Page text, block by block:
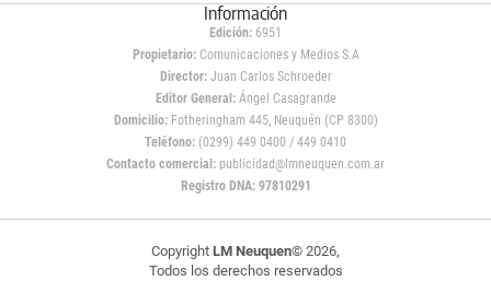
Información
Edición: 6951
Propietario:Comunicaciones y Medios S.A
Director: Juan Carlos Schroeder
Editor General:Ángel Casagrande
Domicilio:Fotheringham 445, Neuquén (CP 8300)
Teléfono: (0299) 449 0400 / 449 0410
Contacto comercial: publicidad@lmneuquen.com.ar
Registro DNA: 97810291
Copyright LM Neuquen© 2026,
Todos los derechos reservados